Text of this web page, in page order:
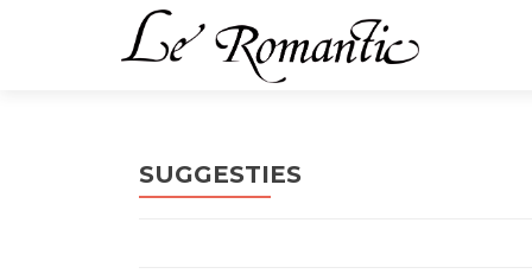
SUGGESTIES